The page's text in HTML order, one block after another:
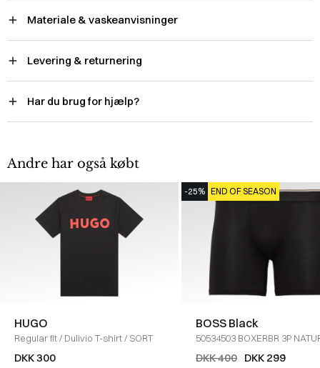
Materiale & vaskeanvisninger
Levering & returnering
Har du brug for hjælp?
Andre har også købt
HUGO
Regular fit/ Dulivio T-shirt/ SORT
DKK 300
-25% END OF SEASON
BOSS Black
50534503 BOXERBR 3P
UND
SORT
DKK 400 DKK 299